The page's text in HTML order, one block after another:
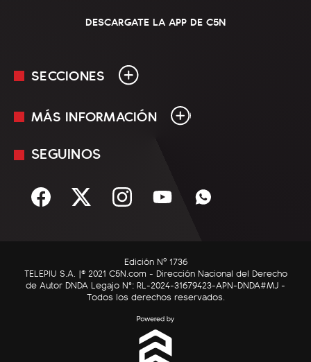
DESCARGATE LA APP DE C5N
SECCIONES
En Vivo
Sociedad
C5N Autos
RatingCero
MÁS INFORMACIÓN
Mediakit
Términos y condiciones
SEGUINOS
Edición Nº 1736
TELEPIU S.A. |© 2021 C5N.com - Dirección Nacional del Derecho
de Autor DNDA Legajo N°: RL-2024-31679423-APN-DNDA#MJ -
Todos los derechos reservados.